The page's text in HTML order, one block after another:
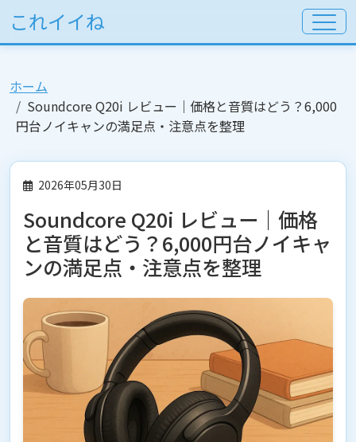
これイイね
ホーム
Soundcore Q20i レビュー｜価格と音質はどう？6,000
円台ノイキャンの満足点・注意点を整理
2026年05月30日
Soundcore Q20i レビュー｜価格
と音質はどう？6,000円台ノイキャ
ンの満足点・注意点を整理